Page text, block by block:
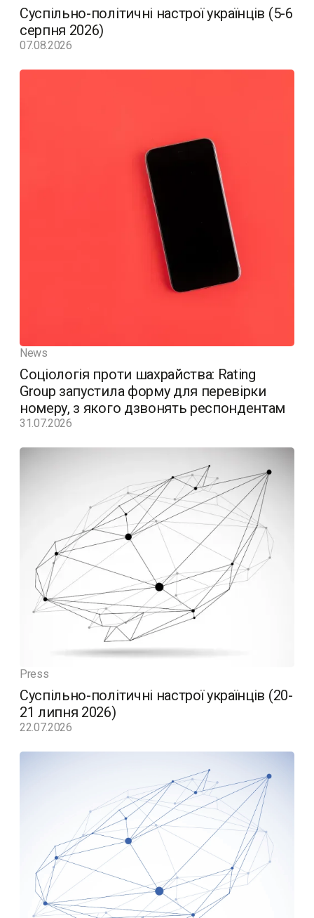
Суспільно-політичні настрої українців (5-6
серпня 2026)
07.08.2026
News
Соціологія проти шахрайства: Rating
Group запустила форму для перевірки
номеру, з якого дзвонять респондентам
31.07.2026
Press
Суспільно-політичні настрої українців (20-
21 липня 2026)
22.07.2026